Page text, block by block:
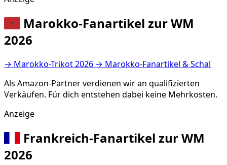
Marokko-Fanartikel zur WM
2026
→ Marokko-Trikot 2026 → Marokko-Fanartikel & Schal
Als Amazon-Partner verdienen wir an qualifizierten
Verkäufen. Für dich entstehen dabei keine Mehrkosten.
Anzeige
Frankreich-Fanartikel zur WM
2026